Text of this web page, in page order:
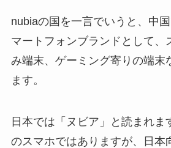
nubiaの国を一言でいうと、中
マートフォンブランドとして、
み端末、ゲーミング寄りの端末
ます。
日本では「ヌビア」と読まれま
のスマホではありますが、日本